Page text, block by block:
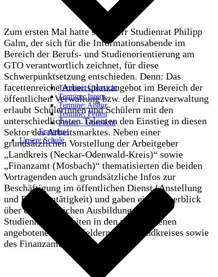
Termine: Übersicht
Termine: Intern
Termine: Abitur
Termine: Ferien
Ferien – Übersicht
Erasmus+
Unsere Schule
Zum ersten Mal hatte sich Herr Studienrat Philipp
Galm, der sich für die Informationsabende im
Bereich der Berufs- und Studienorientierung am
GTO verantwortlich zeichnet, für diese
Schwerpunktsetzung entschieden. Denn: Das
facettenreiche Arbeitsplatzangebot im Bereich der
öffentlichen Verwaltung bzw. der Finanzverwaltung
erlaubt Schülerinnen und Schülern mit den
unterschiedlichsten Talenten den Einstieg in diesen
Sektor des Arbeitsmarktes. Neben einer
grundsätzlichen Vorstellung der Arbeitgeber
„Landkreis (Neckar-Odenwald-Kreis)“ sowie
„Finanzamt (Mosbach)“ thematisierten die beiden
Vortragenden auch grundsätzliche Infos zur
Beschäftigung im öffentlichen Dienst (Anstellung
und Beamtentätigkeit) und gaben einen Überblick
über die zahlreichen Ausbildungs- und
Studienmöglichkeiten in den verschiedenen
angebotenen Berufsfeldern eines Landkreises sowie
des Finanzamtes.